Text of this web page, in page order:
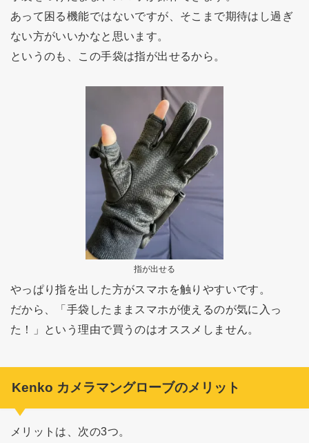
あって困る機能ではないですが、そこまで期待はし過ぎ
ない方がいいかなと思います。
というのも、この手袋は指が出せるから。
指が出せる
やっぱり指を出した方がスマホを触りやすいです。
だから、「手袋したままスマホが使えるのが気に入っ
た！」という理由で買うのはオススメしません。
Kenko カメラマングローブのメリット
メリットは、次の3つ。